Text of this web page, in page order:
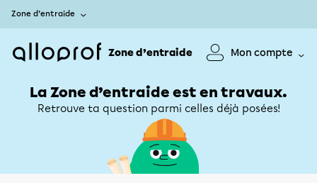
Zone d’entraide
Zone d’entraide Mon compte
La Zone d’entraide est en travaux.
Retrouve ta question parmi celles déjà posées!